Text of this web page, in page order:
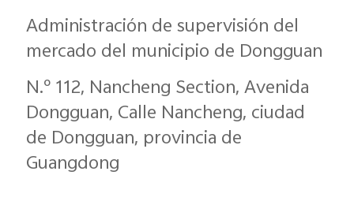
Administración de supervisión del
mercado del municipio de Dongguan
N.º 112, Nancheng Section, Avenida
Dongguan, Calle Nancheng, ciudad
de Dongguan, provincia de
Guangdong